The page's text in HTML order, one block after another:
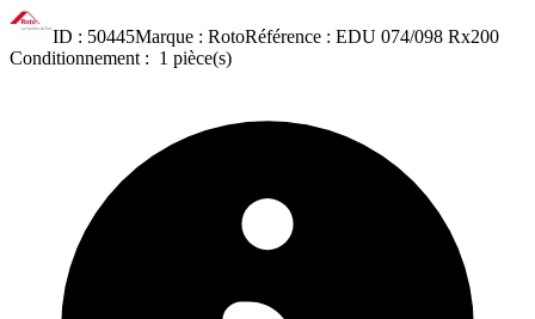
ID : 50445Marque : RotoRéférence : EDU 074/098 Rx200
Conditionnement : 1 pièce(s)